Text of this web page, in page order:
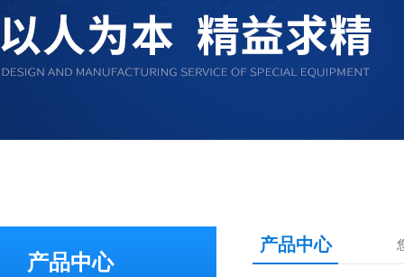
产品中心
产品中心